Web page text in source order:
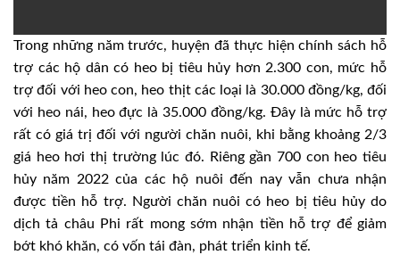
Trong những năm trước, huyện đã thực hiện chính sách hỗ
trợ các hộ dân có heo bị tiêu hủy hơn 2.300 con, mức hỗ
trợ đối với heo con, heo thịt các loại là 30.000 đồng/kg, đối
với heo nái, heo đực là 35.000 đồng/kg. Đây là mức hỗ trợ
rất có giá trị đối với người chăn nuôi, khi bằng khoảng 2/3
giá heo hơi thị trường lúc đó. Riêng gần 700 con heo tiêu
hủy năm 2022 của các hộ nuôi đến nay vẫn chưa nhận
được tiền hỗ trợ. Người chăn nuôi có heo bị tiêu hủy do
dịch tả châu Phi rất mong sớm nhận tiền hỗ trợ để giảm
bớt khó khăn, có vốn tái đàn, phát triển kinh tế.